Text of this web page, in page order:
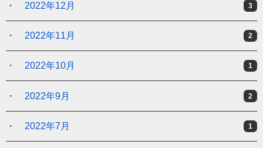
2022年12月 3
2022年11月 2
2022年10月 1
2022年9月 2
2022年7月 1